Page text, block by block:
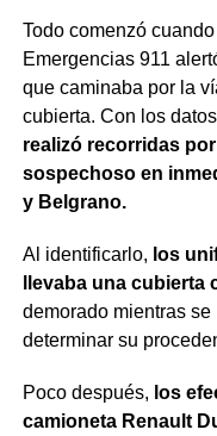
Todo comenzó
Emergencias 911
que caminaba por la
cubierta. Con los
realizó recorridas
sospechoso en
y Belgrano.
Al identificarlo, los
llevaba una cubierta
demorado mientras
determinar su
Poco después, los
camioneta Renault